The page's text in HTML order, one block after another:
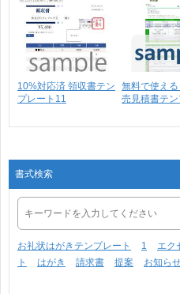
10%対応済 領収書テン
プレート11
無料で使える
売見積書テ
書式検索
お礼状はがきテンプレート 1 エク
ト
はがき 請求書 提案 お知ら